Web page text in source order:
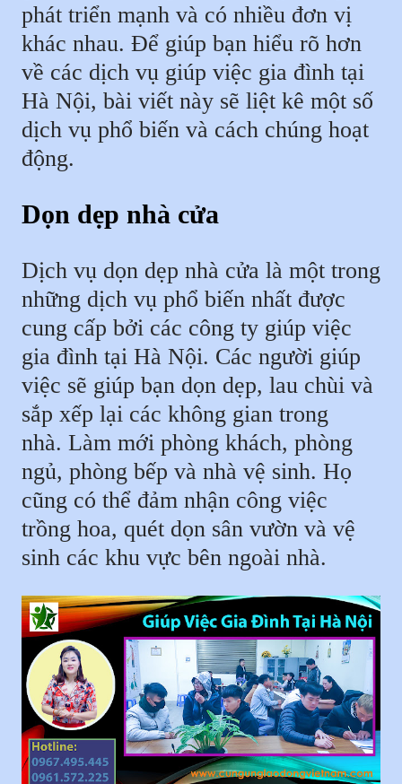
phát triển mạnh và có nhiều đơn vị
khác nhau. Để giúp bạn hiểu rõ hơn
về các dịch vụ giúp việc gia đình tại
Hà Nội, bài viết này sẽ liệt kê một số
dịch vụ phổ biến và cách chúng hoạt
động.
Dọn dẹp nhà cửa
Dịch vụ dọn dẹp nhà cửa là một trong
những dịch vụ phổ biến nhất được
cung cấp bởi các công ty giúp việc
gia đình tại Hà Nội. Các người giúp
việc sẽ giúp bạn dọn dẹp, lau chùi và
sắp xếp lại các không gian trong
nhà. Làm mới phòng khách, phòng
ngủ, phòng bếp và nhà vệ sinh. Họ
cũng có thể đảm nhận công việc
trồng hoa, quét dọn sân vườn và vệ
sinh các khu vực bên ngoài nhà.